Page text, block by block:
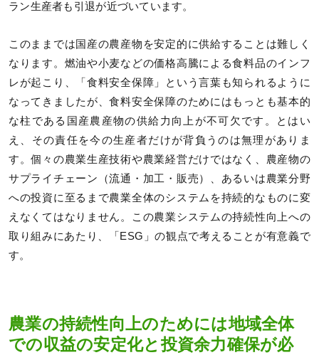
ラン生産者も引退が近づいています。
このままでは国産の農産物を安定的に供給することは難しく
なります。燃油や小麦などの価格高騰による食料品のインフ
レが起こり、「食料安全保障」という言葉も知られるように
なってきましたが、食料安全保障のためにはもっとも基本的
な柱である国産農産物の供給力向上が不可欠です。とはい
え、その責任を今の生産者だけが背負うのは無理がありま
す。個々の農業生産技術や農業経営だけではなく、農産物の
サプライチェーン（流通・加工・販売）、あるいは農業分野
への投資に至るまで農業全体のシステムを持続的なものに変
えなくてはなりません。この農業システムの持続性向上への
取り組みにあたり、「ESG」の観点で考えることが有意義で
す。
農業の持続性向上のためには地域全体
での収益の安定化と投資余力確保が必